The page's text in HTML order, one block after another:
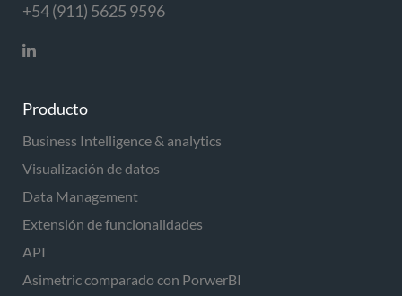
+54 (911) 5625 9596
Producto
Business Intelligence & analytics
Visualización de datos
Data Management
Extensión de funcionalidades
API
Asimetric comparado con PorwerBI